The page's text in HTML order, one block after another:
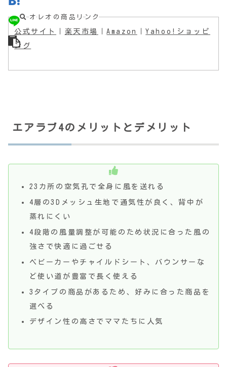
オレオの商品リンク
公式サイト 楽天市場 ｜Amazon ｜Yahoo!ショッピ
ング
エアラブ4のメリットとデメリット
23カ所の空気孔で全身に風を送れる
4層の3Dメッシュ生地で通気性が良く、背中が
蒸れにくい
4段階の風量調整が可能のため状況に合った風の
強さで快適に過ごせる
ベビーカーやチャイルドシート、バウンサーな
ど使い道が豊富で長く使える
3タイプの商品があるため、好みに合った商品を
選べる
デザイン性の高さでママたちに人気